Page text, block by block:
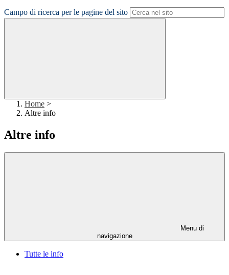
Campo di ricerca per le pagine del sito
Home >
Altre info
Altre info
Menu di
navigazione
Tutte le info